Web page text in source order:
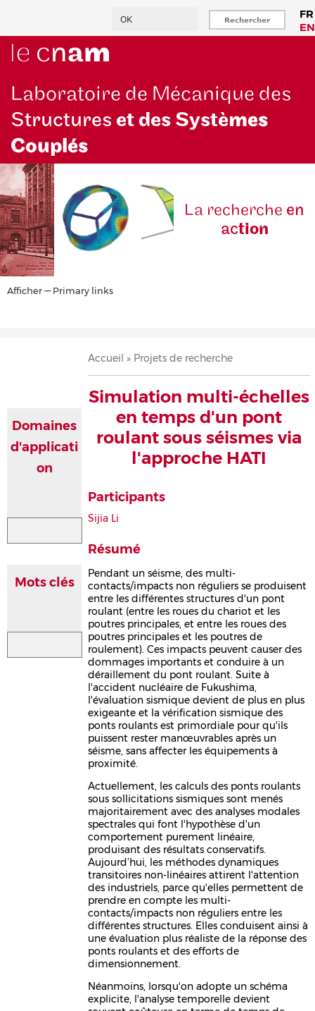
principal
FR
EN
Laboratoire de Mécanique des
Structures et des Systèmes
Couplés
La recherche en
action
Primary
Afficher — Primary links
Fil
d'Ariane
Accueil Projets de recherche
Simulation multi-échelles
en temps d'un pont
roulant sous séismes via
l'approche HATI
Participants
Sijia Li
Résumé
Pendant un séisme, des multi-
contacts/impacts non réguliers se produisent
entre les différentes structures d'un pont
roulant (entre les roues du chariot et les
poutres principales, et entre les roues des
poutres principales et les poutres de
roulement). Ces impacts peuvent causer des
dommages importants et conduire à un
déraillement du pont roulant. Suite à
l'accident nucléaire de Fukushima,
l'évaluation sismique devient de plus en plus
exigeante et la vérification sismique des
ponts roulants est primordiale pour qu'ils
puissent rester manœuvrables après un
séisme, sans affecter les équipements à
proximité.
Actuellement, les calculs des ponts roulants
sous sollicitations sismiques sont menés
majoritairement avec des analyses modales
spectrales qui font l'hypothèse d'un
comportement purement linéaire,
produisant des résultats conservatifs.
Aujourd’hui, les méthodes dynamiques
transitoires non-linéaires attirent l'attention
des industriels, parce qu'elles permettent de
prendre en compte les multi-
contacts/impacts non réguliers entre les
différentes structures. Elles conduisent ainsi à
une évaluation plus réaliste de la réponse des
ponts roulants et des efforts de
dimensionnement.
Néanmoins, lorsqu'on adopte un schéma
explicite, l'analyse temporelle devient
Domaines
d'applicati
on
Mots clés